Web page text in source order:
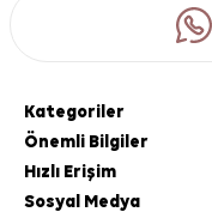
Kategoriler
Önemli Bilgiler
Hızlı Erişim
Sosyal Medya